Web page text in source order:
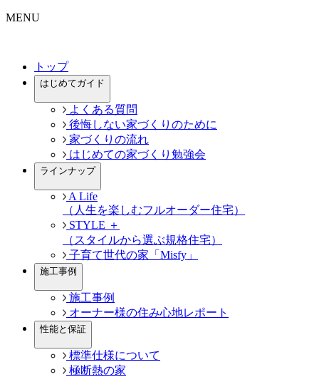
MENU
トップ
はじめてガイド
よくある質問
後悔しない家づくりのために
家づくりの流れ
はじめての家づくり勉強会
ラインナップ
A Life
（人生を楽しむフルオーダー住宅）
STYLE ＋
（スタイルから選ぶ規格住宅）
子育て世代の家「Misfy」
施工事例
施工事例
オーナー様の住み心地レポート
性能と保証
標準仕様について
極断熱の家